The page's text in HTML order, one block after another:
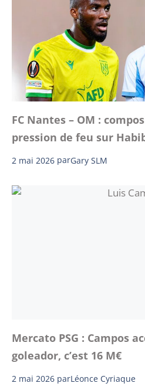
FC Nantes – OM :
pression de feu sur
2 mai 2026 parGary SLM
Mercato PSG : Campos
goleador, c’est 16 M€
2 mai 2026 parLéonce Cyriaque